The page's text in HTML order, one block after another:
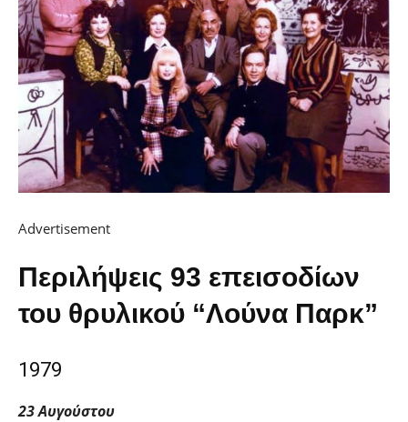
Advertisement
Περιλήψεις 93 επεισοδίων
του θρυλικού “Λούνα Παρκ”
1979
23 Αυγούστου